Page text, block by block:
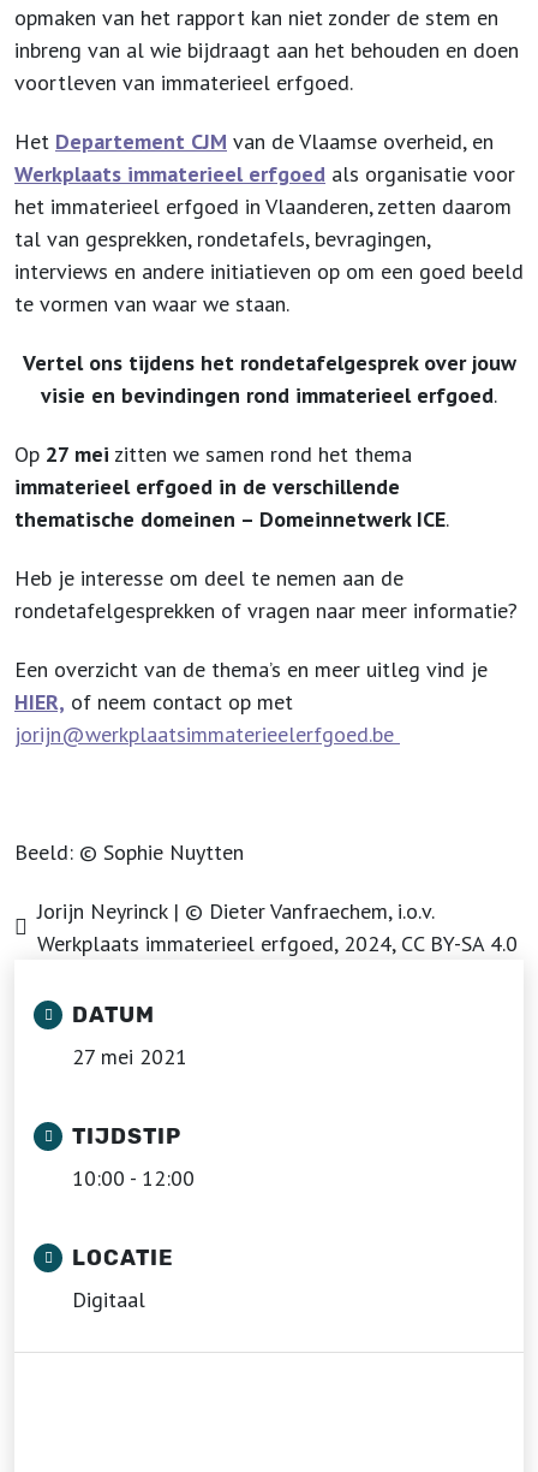
opmaken van het rapport kan niet zonder de stem en
inbreng van al wie bijdraagt aan het behouden en doen
voortleven van immaterieel erfgoed.
Het Departement CJM van de Vlaamse overheid, en
Werkplaats immaterieel erfgoed als organisatie voor
het immaterieel erfgoed in Vlaanderen, zetten daarom
tal van gesprekken, rondetafels, bevragingen,
interviews en andere initiatieven op om een goed beeld
te vormen van waar we staan.
Vertel ons tijdens het rondetafelgesprek over jouw
visie en bevindingen rond immaterieel erfgoed.
Op 27 mei zitten we samen rond het thema
immaterieel erfgoed in de verschillende
thematische domeinen – Domeinnetwerk ICE.
Heb je interesse om deel te nemen aan de
rondetafelgesprekken of vragen naar meer informatie?
Een overzicht van de thema’s en meer uitleg vind je
HIER, of neem contact op met
jorijn@werkplaatsimmaterieelerfgoed.be
Beeld: © Sophie Nuytten
Jorijn Neyrinck | © Dieter Vanfraechem, i.o.v.
Werkplaats immaterieel erfgoed, 2024, CC BY-SA 4.0
DATUM
27 mei 2021
TIJDSTIP
10:00 - 12:00
LOCATIE
Digitaal